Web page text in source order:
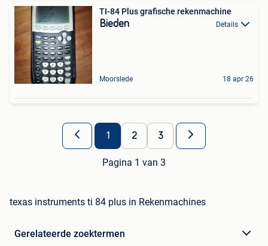
TI-84 Plus grafische rekenmachine
Bieden Details
Moorslede 18 apr 26
1 2 3
Pagina 1 van 3
texas instruments ti 84 plus in Rekenmachines
Gerelateerde zoektermen